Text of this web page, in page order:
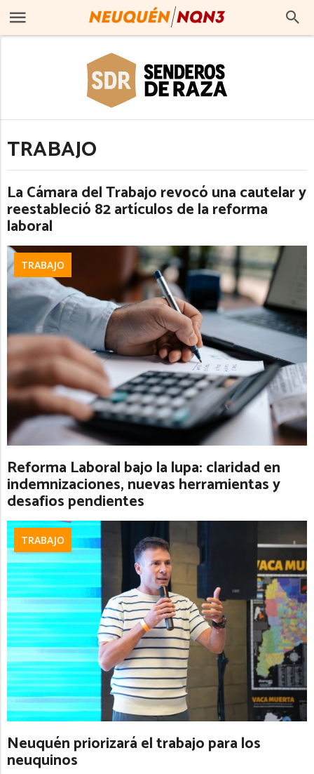
TRABAJO
La Cámara del Trabajo revocó una cautelar y
reestableció 82 artículos de la reforma
laboral
TRABAJO
Reforma Laboral bajo la lupa: claridad en
indemnizaciones, nuevas herramientas y
desafios pendientes
TRABAJO
Neuquén priorizará el trabajo para los
neuquinos